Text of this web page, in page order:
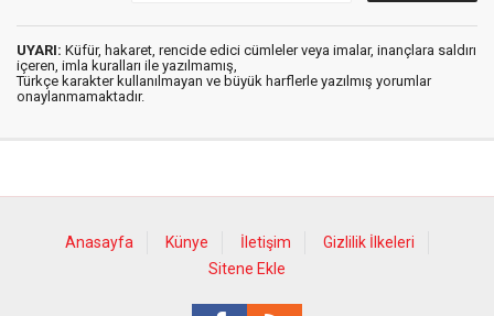
UYARI: Küfür, hakaret, rencide edici cümleler veya imalar, inançlara saldırı
içeren, imla kuralları ile yazılmamış,
Türkçe karakter kullanılmayan ve büyük harflerle yazılmış yorumlar
onaylanmamaktadır.
Anasayfa Künye İletişim
Gizlilik İlkeleri
Sitene Ekle